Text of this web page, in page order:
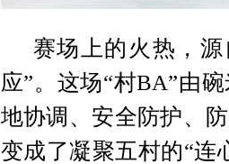
赛场上的火热，
应”。这场“村BA”由
地协调、安全防护、
变成了凝聚五村的“连